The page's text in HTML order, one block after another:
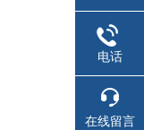
电话
在线留言